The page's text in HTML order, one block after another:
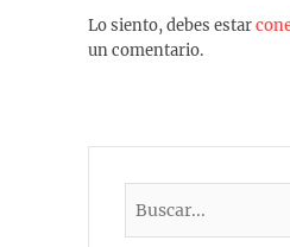
Lo siento, debes estar
un comentario.